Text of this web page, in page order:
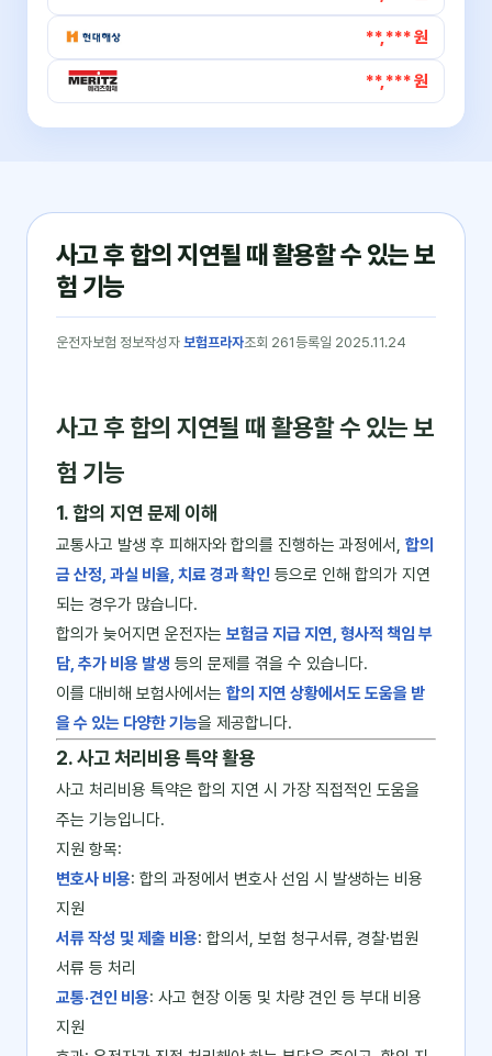
**,*** 원
**,*** 원
사고 후 합의 지연될 때 활용할 수 있는 보
험 기능
운전자보험 정보작성자 보험프라자조회 261 등록일 2025.11.24
사고 후 합의 지연될 때 활용할 수 있는 보
험 기능
1. 합의 지연 문제 이해
교통사고 발생 후 피해자와 합의를 진행하는 과정에서, 합의
금 산정, 과실 비율, 치료 경과 확인 등으로 인해 합의가 지연
되는 경우가 많습니다.
합의가 늦어지면 운전자는 보험금 지급 지연, 형사적 책임 부
담, 추가 비용 발생 등의 문제를 겪을 수 있습니다.
이를 대비해 보험사에서는 합의 지연 상황에서도 도움을 받
을 수 있는 다양한 기능을 제공합니다.
2. 사고 처리비용 특약 활용
사고 처리비용 특약은 합의 지연 시 가장 직접적인 도움을
주는 기능입니다.
지원 항목:
변호사 비용: 합의 과정에서 변호사 선임 시 발생하는 비용
지원
서류 작성 및 제출 비용: 합의서, 보험 청구서류, 경찰·법원
서류 등 처리
교통·견인 비용: 사고 현장 이동 및 차량 견인 등 부대 비용
지원